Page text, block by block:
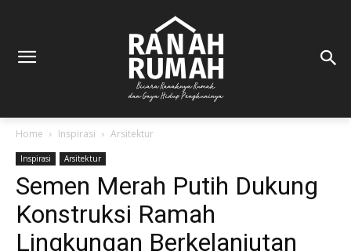
Home Inspirasi Arsitektur
Inspirasi Arsitektur
Semen Merah Putih Dukung
Konstruksi Ramah
Lingkungan Berkelanjutan